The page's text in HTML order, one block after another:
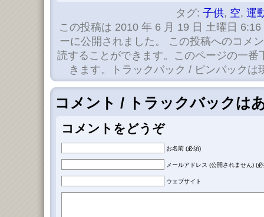
タグ: 子供, 空, 運
この投稿は 2010 年 6 月 19 日 土曜日
ーに公開されました。 この投稿へのコメ
読することができます。このページの一番
きます。トラックバック / ピンバックは
コメント / トラックバックは
コメントをどうぞ
お名前 (必須)
メールアドレス (公開されません) (
ウェブサイト